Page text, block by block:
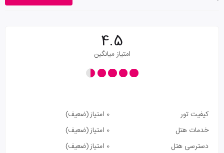
4.5
امتیاز میانگین
کیفیت تور 0 امتیاز
(ضعیف)
خدمات هتل
0 امتیاز
(ضعیف)
دسترسی هتل
0 امتیاز
(ضعیف)